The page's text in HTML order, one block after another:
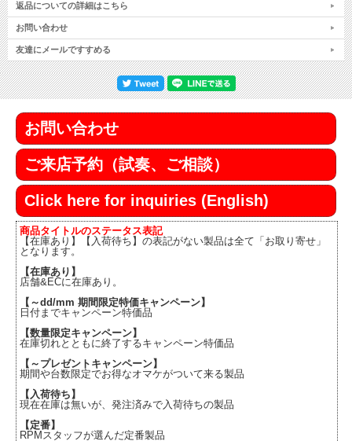
返品についての詳細はこちら
お問い合わせ
友達にメールですすめる
お問い合わせ
ご来店予約（試奏、ご相談）
Click here for inquiries (English)
商品タイトルのステータス表記
【在庫あり】【入荷待ち】の表記がない製品は全て「お取り寄せ」
となります。
【在庫あり】
店舗&ECに在庫あり。
【～dd/mm 期間限定特価キャンペーン】
日付までキャンペーン特価品
【数量限定キャンペーン】
在庫切れとともに終了するキャンペーン特価品
【～プレゼントキャンペーン】
期間や台数限定でお得なオマケがついて来る製品
【入荷待ち】
現在在庫は無いが、発注済みで入荷待ちの製品
【定番】
RPMスタッフが選んだ定番製品